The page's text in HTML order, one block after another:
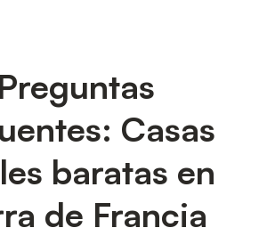
Preguntas
Casas
baratas en
de Francia